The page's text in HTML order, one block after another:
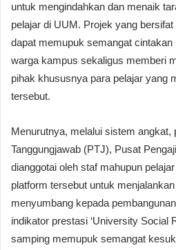
untuk mengindahkan dan menaik
pelajar di UUM. Projek yang
dapat memupuk semangat
warga kampus sekaligus memberi
pihak khususnya para pelajar yang
tersebut.
Menurutnya, melalui sistem angkat,
Tanggungjawab (PTJ), Pusat
dianggotai oleh staf mahupun
platform tersebut untuk
menyumbang kepada
indikator prestasi ‘University Social
samping memupuk semangat